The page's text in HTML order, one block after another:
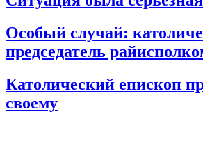
Особый случай:
председатель
Католический епископ
своему